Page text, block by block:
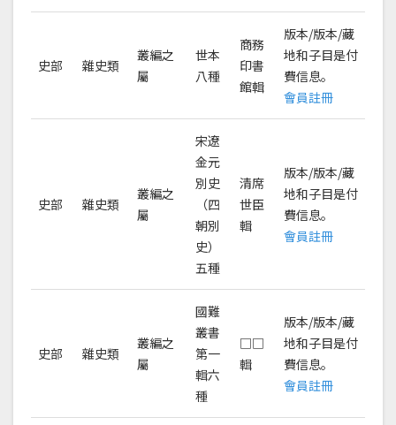
史部 雜史類
叢編之
屬
世本
八種
商務
印書
館輯
版本/版本/藏
地和子目是付
費信息。
會員註冊
史部 雜史類
叢編之
屬
宋遼
金元
別史
（四
朝別
史）
五種
清席
世臣
輯
版本/版本/藏
地和子目是付
費信息。
會員註冊
史部 雜史類
叢編之
屬
國難
叢書
第一
輯六
種
□□
輯
版本/版本/藏
地和子目是付
費信息。
會員註冊